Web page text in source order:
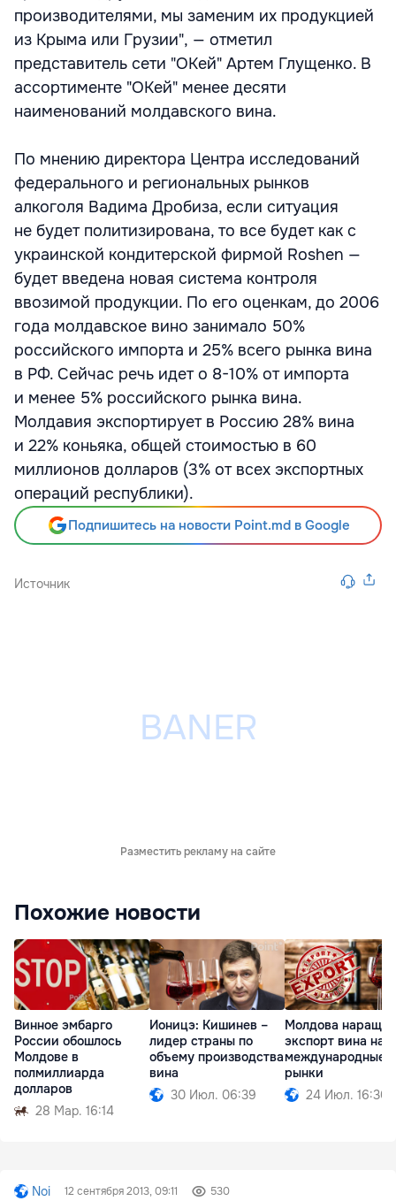
производителями, мы заменим их продукцией
из Крыма или Грузии", — отметил
представитель сети "ОКей" Артем Глущенко. В
ассортименте "ОКей" менее десяти
наименований молдавского вина.
По мнению директора Центра исследований
федерального и региональных рынков
алкоголя Вадима Дробиза, если ситуация
не будет политизирована, то все будет как с
украинской кондитерской фирмой Roshen —
будет введена новая система контроля
ввозимой продукции. По его оценкам, до 2006
года молдавское вино занимало 50%
российского импорта и 25% всего рынка вина
в РФ. Сейчас речь идет о 8-10% от импорта
и менее 5% российского рынка вина.
Молдавия экспортирует в Россию 28% вина
и 22% коньяка, общей стоимостью в 60
миллионов долларов (3% от всех экспортных
операций республики).
Подпишитесь на новости Point.md в Google
Источник
Разместить рекламу на сайте
Похожие новости
Винное эмбарго
России обошлось
Молдове в
полмиллиарда
долларов
28 Мар. 16:14
Ионицэ: Кишинев –
лидер страны по
объему производства
вина
30 Июл. 06:39
Молдова
экспорт вина на
международные
рынки
24 Июл. 16:30
Noi 12 сентября 2013, 09:11 530